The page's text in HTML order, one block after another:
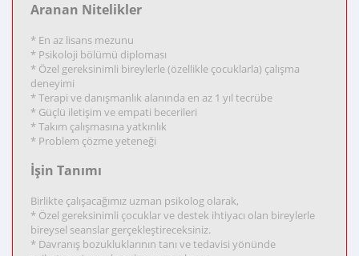
Aranan Nitelikler
* En az lisans mezunu
* Psikoloji bölümü diploması
* Özel gereksinimli bireylerle (özellikle çocuklarla) çalışma
deneyimi
* Terapi ve danışmanlık alanında en az 1 yıl tecrübe
* Güçlü iletişim ve empati becerileri
* Takım çalışmasına yatkınlık
* Problem çözme yeteneği
İşin Tanımı
Birlikte çalışacağımız uzman psikolog olarak,
* Özel gereksinimli çocuklar ve destek ihtiyacı olan bireylerle
bireysel seanslar gerçekleştireceksiniz.
* Davranış bozukluklarının tanı ve tedavisi yönünde